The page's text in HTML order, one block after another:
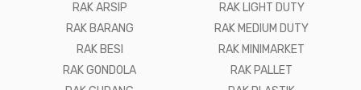
RAK ARSIP
RAK BARANG
RAK BESI
RAK GONDOLA
RAK LIGHT DUTY
RAK MEDIUM DUTY
RAK MINIMARKET
RAK PALLET